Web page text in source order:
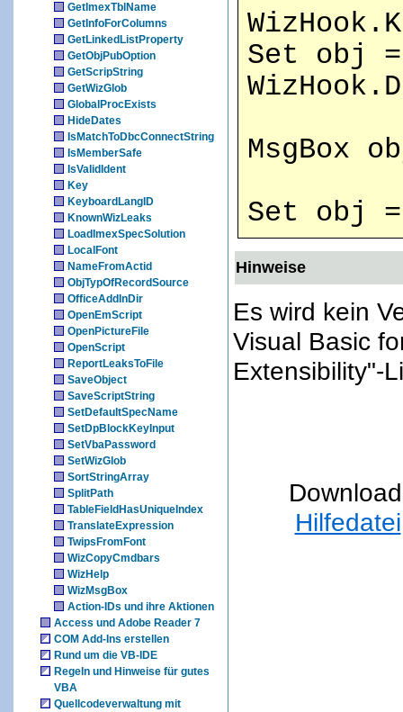
GetImexTblName
GetInfoForColumns
GetLinkedListProperty
GetObjPubOption
GetScripString
GetWizGlob
GlobalProcExists
HideDates
IsMatchToDbcConnectString
IsMemberSafe
IsValidIdent
Key
KeyboardLangID
KnownWizLeaks
LoadImexSpecSolution
LocalFont
NameFromActid
ObjTypOfRecordSource
OfficeAddInDir
OpenEmScript
OpenPictureFile
OpenScript
ReportLeaksToFile
SaveObject
SaveScriptString
SetDefaultSpecName
SetDpBlockKeyInput
SetVbaPassword
SetWizGlob
SortStringArray
SplitPath
TableFieldHasUniqueIndex
TranslateExpression
TwipsFromFont
WizCopyCmdbars
WizHelp
WizMsgBox
Action-IDs und ihre Aktionen
Access und Adobe Reader 7
COM Add-Ins erstellen
Rund um die VB-IDE
Regeln und Hinweise für gutes
VBA
Quellcodeverwaltung mit
Set obj =
MsgBox
Set obj
Hinweise
Es wird kein
Visual Basic
Extensibility"-
Hilfedatei